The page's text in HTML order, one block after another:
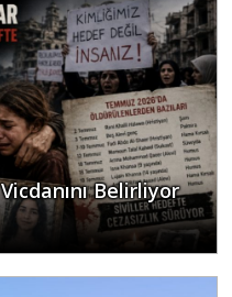
Belirliyor